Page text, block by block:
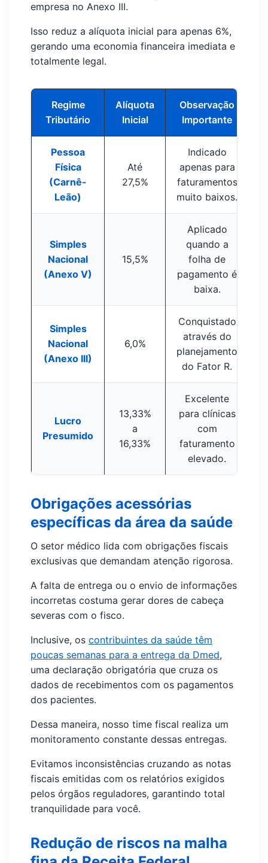
empresa no Anexo III.
Isso reduz a alíquota inicial para apenas 6%,
gerando uma economia financeira imediata e
totalmente legal.
Regime
Tributário
Alíquota
Inicial
Observação
Importante
Pessoa
Física
(Carnê-
Leão)
Até
27,5%
Indicado
apenas para
faturamentos
muito baixos.
Simples
Nacional
(Anexo V)
15,5%
Aplicado
quando a
folha de
pagamento é
baixa.
Simples
Nacional
(Anexo III)
6,0%
Conquistado
através do
planejamento
do Fator R.
Lucro
Presumido
13,33%
a
16,33%
Excelente
para clínicas
com
faturamento
elevado.
Obrigações acessórias
específicas da área da saúde
O setor médico lida com obrigações fiscais
exclusivas que demandam atenção rigorosa.
A falta de entrega ou o envio de informações
incorretas costuma gerar dores de cabeça
severas com o fisco.
Inclusive, os contribuintes da saúde têm
poucas semanas para a entrega da Dmed,
uma declaração obrigatória que cruza os
dados de recebimentos com os pagamentos
dos pacientes.
Dessa maneira, nosso time fiscal realiza um
monitoramento constante dessas entregas.
Evitamos inconsistências cruzando as notas
fiscais emitidas com os relatórios exigidos
pelos órgãos reguladores, garantindo total
tranquilidade para você.
Redução de riscos na malha